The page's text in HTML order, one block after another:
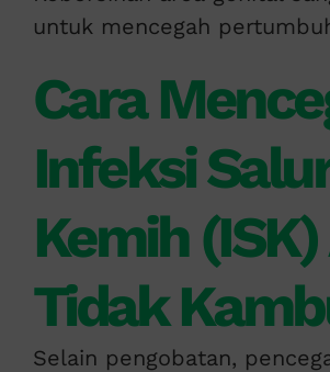
untuk mencegah
Cara
Infeksi
Kemih
Tidak
Selain pengobatan,